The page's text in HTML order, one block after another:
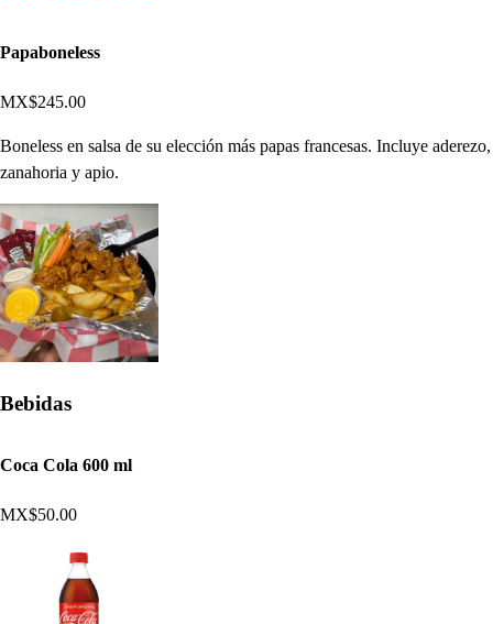
Papaboneless
MX$245.00
Boneless en salsa de su elección más papas francesas. Incluye aderezo,
zanahoria y apio.
Bebidas
Coca Cola 600 ml
MX$50.00